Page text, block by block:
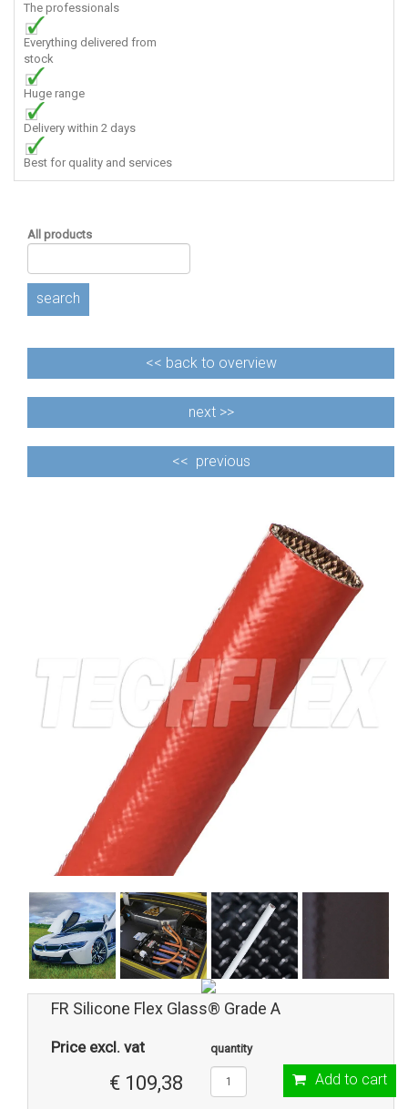
The professionals
Everything delivered from
stock
Huge range
Delivery within 2 days
Best for quality and services
All products
search
<< back to overview
next >>
<< previous
FR Silicone Flex Glass® Grade A
Price excl. vat
€ 109,38
quantity
Add to cart